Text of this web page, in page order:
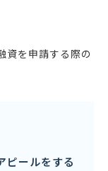
資を申請する際の
ピールをする